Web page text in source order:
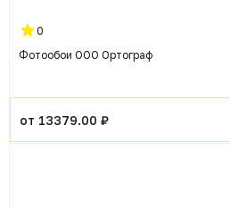
0
Фотообои ООО Ортограф
от 13379.00 ₽